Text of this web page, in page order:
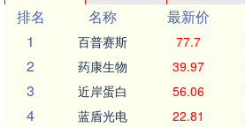
排名
名称 最新价
1
百普赛斯 77.7
2 药康生物 39.97
3 近岸蛋白 56.06
4 蓝盾光电 22.81